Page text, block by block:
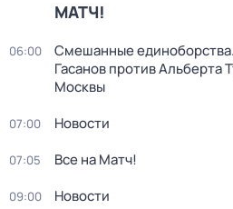
МАТЧ!
06:00
Смешанные
Гасанов против Альберта
Москвы
07:00 Новости
07:05 Все на Матч!
09:00 Новости